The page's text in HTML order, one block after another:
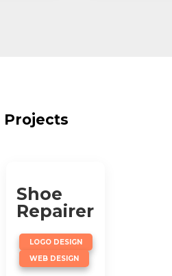
Projects
Shoe
Repairer
LOGO DESIGN
,
WEB DESIGN